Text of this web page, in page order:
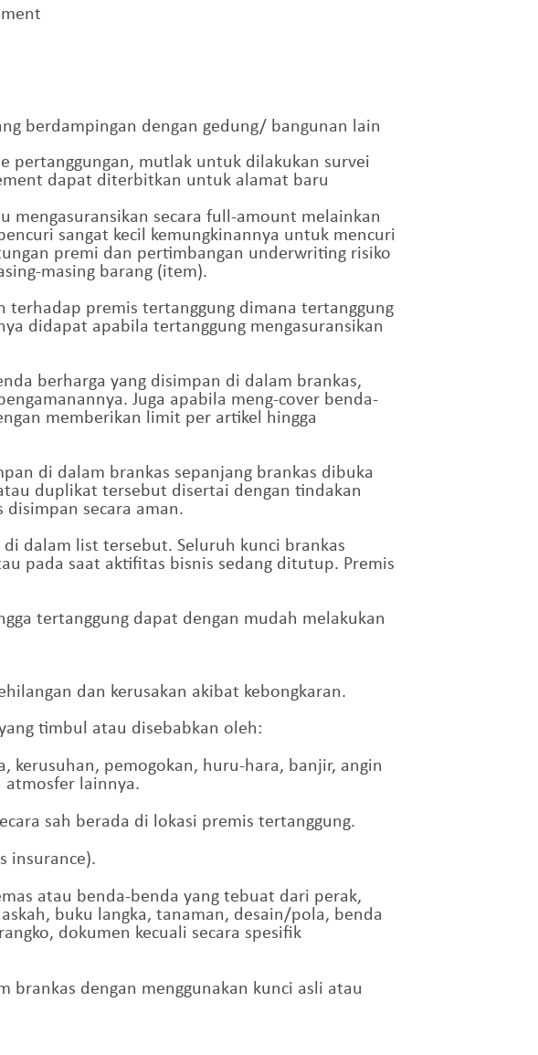
berdampingan dengan gedung/ bangunan lain
pertanggungan, mutlak untuk dilakukan survei
dapat diterbitkan untuk alamat baru
secara full-amount melainkan
sangat kecil kemungkinannya untuk mencuri
premi dan pertimbangan underwriting risiko
masing barang (item).
terhadap premis tertanggung dimana tertanggung
didapat apabila tertanggung mengasuransikan
berharga yang disimpan di dalam brankas,
Juga apabila meng-cover benda-
memberikan limit per artikel hingga
di dalam brankas sepanjang brankas dibuka
duplikat tersebut disertai dengan tindakan
secara aman.
dalam list tersebut. Seluruh kunci brankas
pada saat aktifitas bisnis sedang ditutup. Premis
tertanggung dapat dengan mudah melakukan
dan kerusakan akibat kebongkaran.
timbul atau disebabkan oleh:
kerusuhan, pemogokan, huru-hara, banjir, angin
atmosfer lainnya.
sah berada di lokasi premis tertanggung.
insurance).
atau benda-benda yang tebuat dari perak,
buku langka, tanaman, desain/pola, benda
dokumen kecuali secara spesifik
dengan menggunakan kunci asli atau